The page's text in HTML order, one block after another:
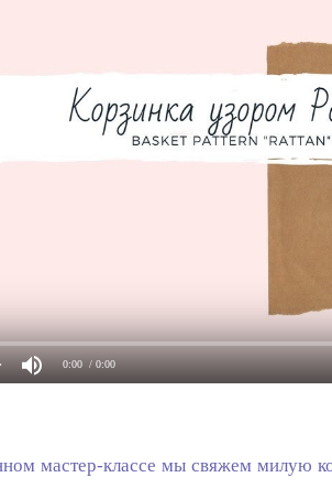
0:00 / 0:00
мастер-классе мы свяжем милую